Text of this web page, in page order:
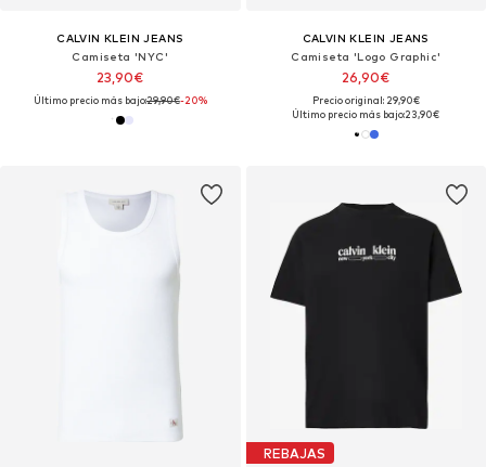
CALVIN KLEIN JEANS
Camiseta 'NYC'
23,90€
Último precio más bajo:29,90€-20%
CALVIN KLEIN JEANS
Camiseta 'Logo Graphic'
26,90€
Precio original: 29,90€
Último precio más bajo:23,90€
REBAJAS